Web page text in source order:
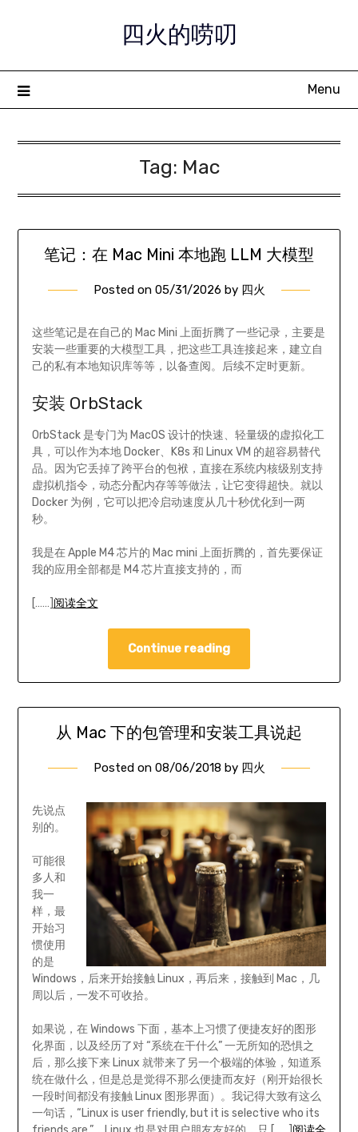
四火的唠叨
Menu
Tag: Mac
笔记：在 Mac Mini 本地跑 LLM 大模型
Posted on 05/31/2026 by 四火
这些笔记是在自己的 Mac Mini 上面折腾了一些记录，主要是
安装一些重要的大模型工具，把这些工具连接起来，建立自
己的私有本地知识库等等，以备查阅。后续不定时更新。
安装 OrbStack
OrbStack 是专门为 MacOS 设计的快速、轻量级的虚拟化工
具，可以作为本地 Docker、K8s 和 Linux VM 的超容易替代
品。因为它丢掉了跨平台的包袱，直接在系统内核级别支持
虚拟机指令，动态分配内存等等做法，让它变得超快。就以
Docker 为例，它可以把冷启动速度从几十秒优化到一两
秒。
我是在 Apple M4 芯片的 Mac mini 上面折腾的，首先要保证
我的应用全部都是 M4 芯片直接支持的，而
[……] 阅读全文
Continue reading
从 Mac 下的包管理和安装工具说起
Posted on 08/06/2018 by 四火
先说点
别的。
可能很
多人和
我一
样，最
开始习
惯使用
的是
Windows，后来开始接触 Linux，再后来，接触到 Mac，几
周以后，一发不可收拾。
如果说，在 Windows 下面，基本上习惯了便捷友好的图形
化界面，以及经历了对 “系统在干什么” 一无所知的恐惧之
后，那么接下来 Linux 就带来了另一个极端的体验，知道系
统在做什么，但是总是觉得不那么便捷而友好（刚开始很长
一段时间都没有接触 Linux 图形界面）。我记得大致有这么
一句话，“Linux is user friendly, but it is selective who its